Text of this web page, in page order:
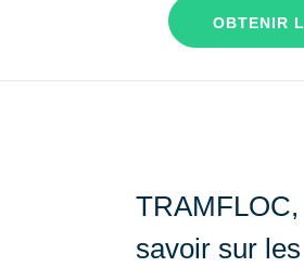
OBTENIR
savoir sur